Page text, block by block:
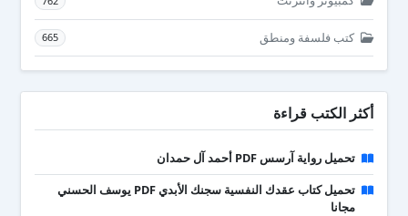
كتب فلسفة ومنطق 665
أكثر الكتب قراءة
تحميل رواية آرسس PDF أحمد آل حمدان
تحميل كتاب عقدك النفسية سجنك الأبدي PDF يوسف الحسني
مجانا